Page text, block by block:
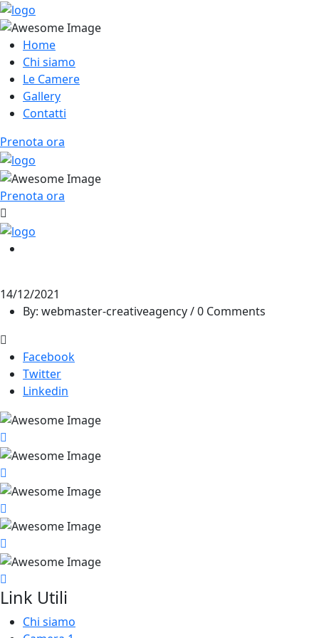
Home
Chi siamo
Le Camere
Gallery
Contatti
Prenota ora
Prenota ora
14/12/2021
By: webmaster-creativeagency / 0 Comments
Facebook
Twitter
Linkedin
Link Utili
Chi siamo